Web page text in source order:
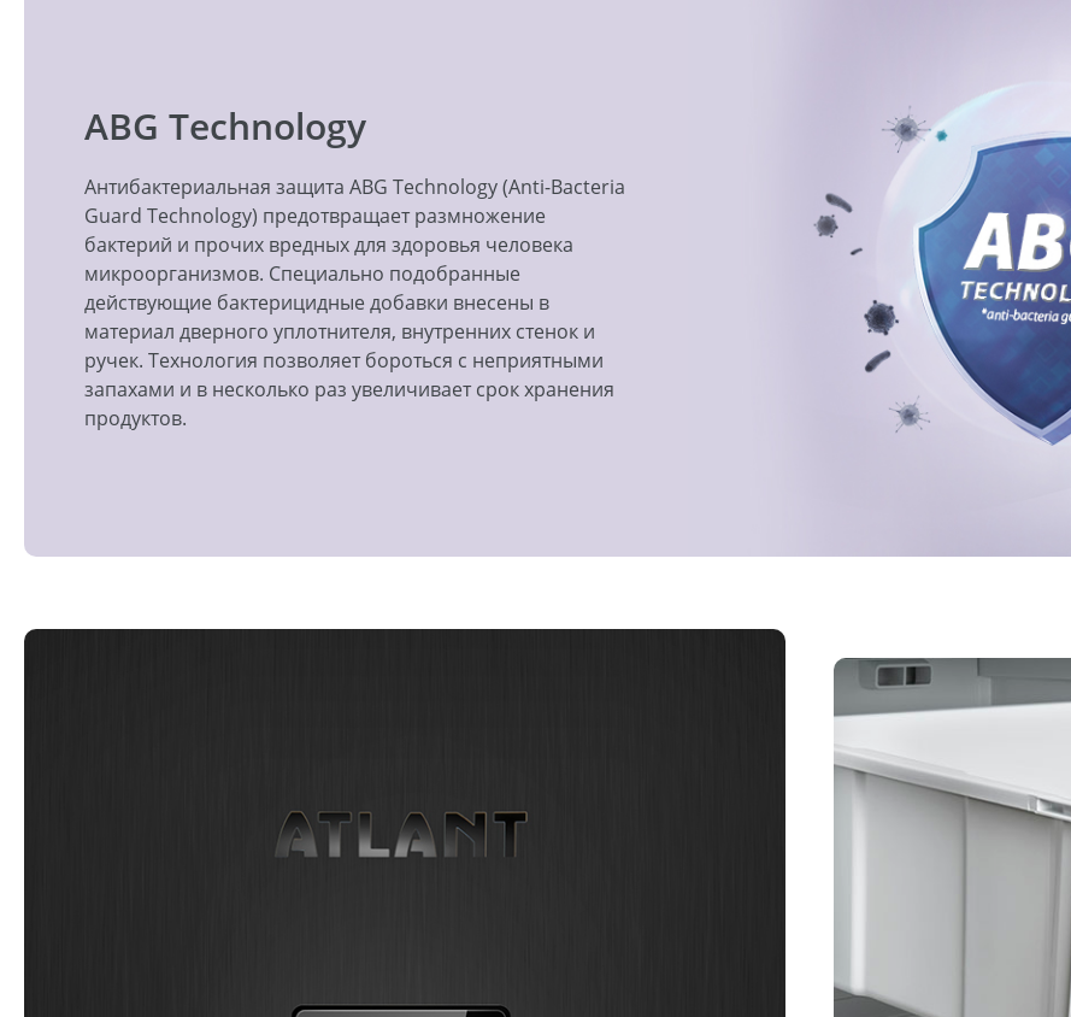
ABG Technology
Антибактериальная защита ABG Technology (Anti-Bacteria
Guard Technology) предотвращает размножение
бактерий и прочих вредных для здоровья человека
микроорганизмов. Специально подобранные
действующие бактерицидные добавки внесены в
материал дверного уплотнителя, внутренних стенок и
ручек. Технология позволяет бороться с неприятными
запахами и в несколько раз увеличивает срок хранения
продуктов.